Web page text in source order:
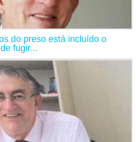
do preso está incluído o
fugir...